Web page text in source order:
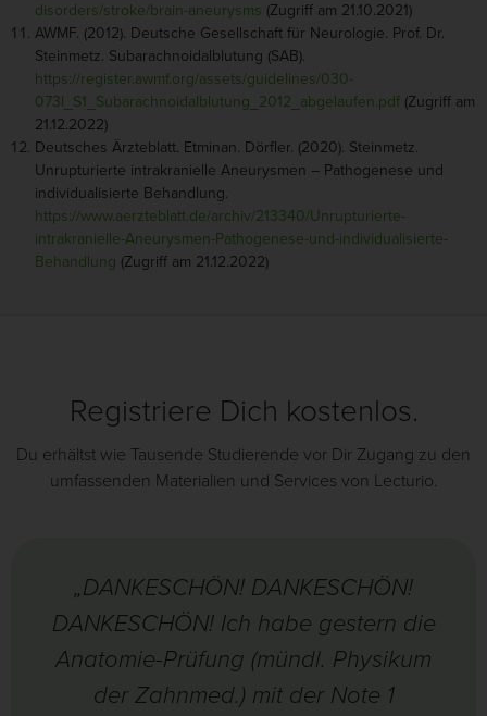
disorders/stroke/brain-aneurysms (Zugriff am 21.10.2021)
AWMF. (2012). Deutsche Gesellschaft für Neurologie. Prof. Dr.
Steinmetz. Subarachnoidalblutung (SAB).
https://register.awmf.org/assets/guidelines/030-
073l_S1_Subarachnoidalblutung_2012_abgelaufen.pdf (Zugriff am
21.12.2022)
Deutsches Ärzteblatt. Etminan. Dörfler. (2020). Steinmetz.
Unrupturierte intrakranielle Aneurysmen – Pathogenese und
individualisierte Behandlung.
https://www.aerzteblatt.de/archiv/213340/Unrupturierte-
intrakranielle-Aneurysmen-Pathogenese-und-individualisierte-
Behandlung (Zugriff am 21.12.2022)
Registriere Dich kostenlos.
Du erhältst wie Tausende Studierende vor Dir Zugang zu den
umfassenden Materialien und Services von Lecturio.
„DANKESCHÖN! DANKESCHÖN!
DANKESCHÖN! Ich habe gestern die
Anatomie-Prüfung (mündl. Physikum
der Zahnmed.) mit der Note 1